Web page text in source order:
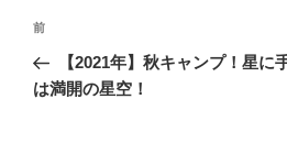
投
ナ
前
の
投
前
【2021年】秋キャンプ！星に
は満開の星空！